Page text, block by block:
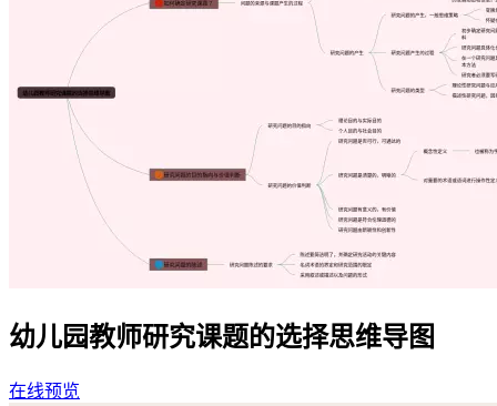
幼儿园教师研究课题的选择思维导图
在线预览